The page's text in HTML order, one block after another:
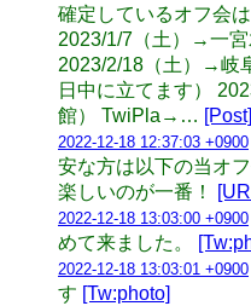
確定しているオフ会
2023/1/7（土）→一
2023/2/18（土）→岐
日中に立てます）
館） TwiPla→… [Post]
2022-12-18 12:37:03 +0900
安な方は以下の当オ
楽しいのが一番！
2022-12-18 13:03:00 +0900
めて来ました。
2022-12-18 13:03:01 +0900
す [Tw:photo]